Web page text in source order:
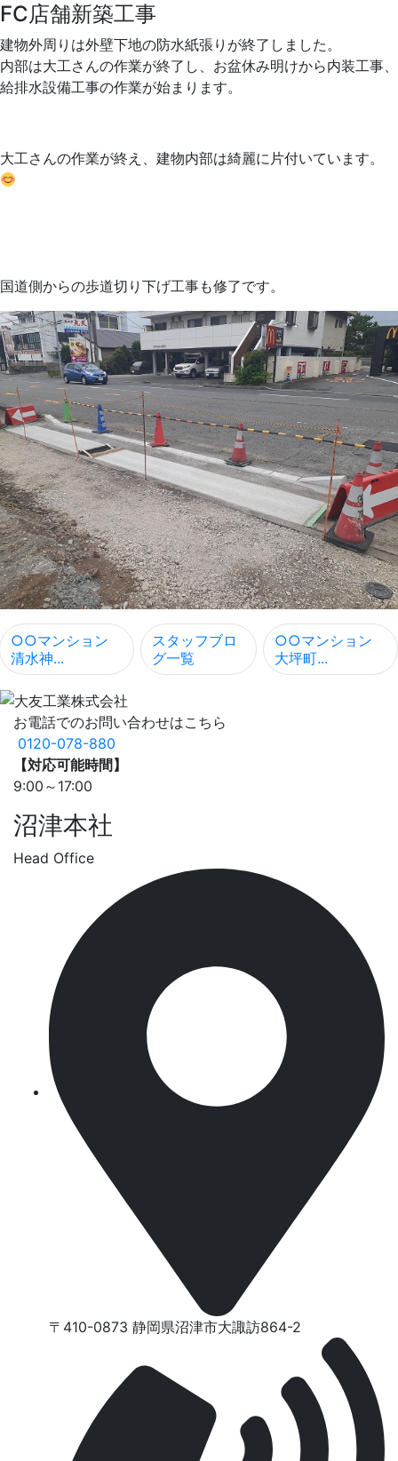
FC店舗新築工事
建物外周りは外壁下地の防水紙張りが終了しました。
内部は大工さんの作業が終了し、お盆休み明けから内装工事、
給排水設備工事の作業が始まります。
大工さんの作業が終え、建物内部は綺麗に片付いています。
国道側からの歩道切り下げ工事も修了です。
○○マンション
清水神...
スタッフブロ
グ一覧
○○マンション
大坪町...
お電話でのお問い合わせはこちら
0120-078-880
【対応可能時間】
9:00～17:00
沼津本社
Head Office
〒410-0873 静岡県沼津市⼤諏訪864-2